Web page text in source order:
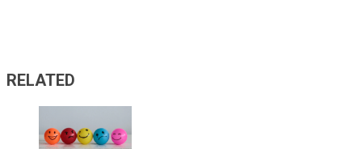
RELATED